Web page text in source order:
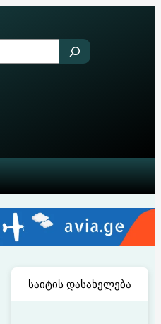
საიტის დასახელება